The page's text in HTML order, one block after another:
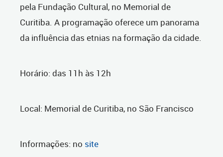
pela Fundação Cultural, no Memorial de
Curitiba. A programação oferece um panorama
da influência das etnias na formação da cidade.
Horário: das 11h às 12h
Local: Memorial de Curitiba, no São Francisco
Informações: no site